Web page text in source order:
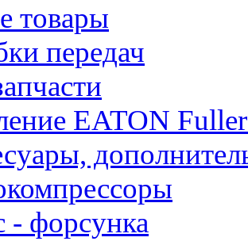
товары
передач
EATON
- форсунка